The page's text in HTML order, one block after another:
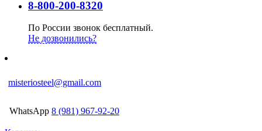
8-800-200-8320
По России звонок бесплатный.
Не дозвонились?
misteriosteel@gmail.com
WhatsApp 8 (981) 967-92-20